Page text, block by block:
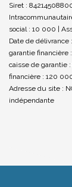
Siret :
social : 10 000 |
Date de délivrance
garantie financière
caisse de garantie
financière : 120
Adresse du site :
indépendante